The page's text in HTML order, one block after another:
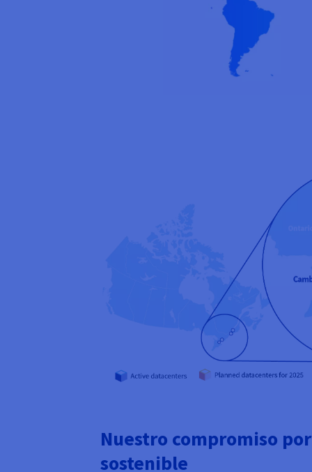
Nuestro compromiso
sostenible